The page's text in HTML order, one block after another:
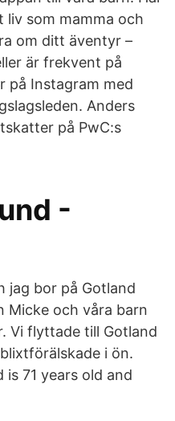
som mamma och
om ditt äventyr –
är frekvent på
på Instagram med
Anders
på PwC:s
-
jag bor på Gotland
Micke och våra barn
Vi flyttade till Gotland
i ön.
is 71 years old and